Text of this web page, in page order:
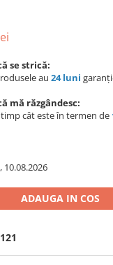
se strică:
au 24 luni
mă răzgândesc:
cât este în termen de
10.08.2026
ADAUGA IN COS